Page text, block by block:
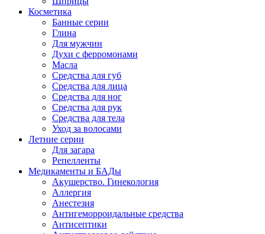
Косметика
Банные серии
Глина
Для мужчин
Духи с ферромонами
Масла
Средства для губ
Средства для лица
Средства для ног
Средства для рук
Средства для тела
Уход за волосами
Летние серии
Для загара
Репелленты
Медикаменты и БАДы
Акушерство. Гинекология
Аллергия
Анестезия
Антигеморроидальные средства
Антисептики